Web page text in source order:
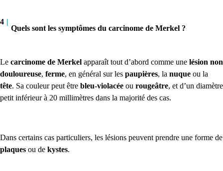
4 |
Quels sont les symptômes du carcinome de Merkel ?
Le carcinome de Merkel apparaît tout d’abord comme une lésion non
douloureuse, ferme, en général sur les paupières, la nuque ou la
tête. Sa couleur peut être bleu-violacée ou rougeâtre, et d’un diamètre
petit inférieur à 20 millimètres dans la majorité des cas.
Dans certains cas particuliers, les lésions peuvent prendre une forme de
plaques ou de kystes.